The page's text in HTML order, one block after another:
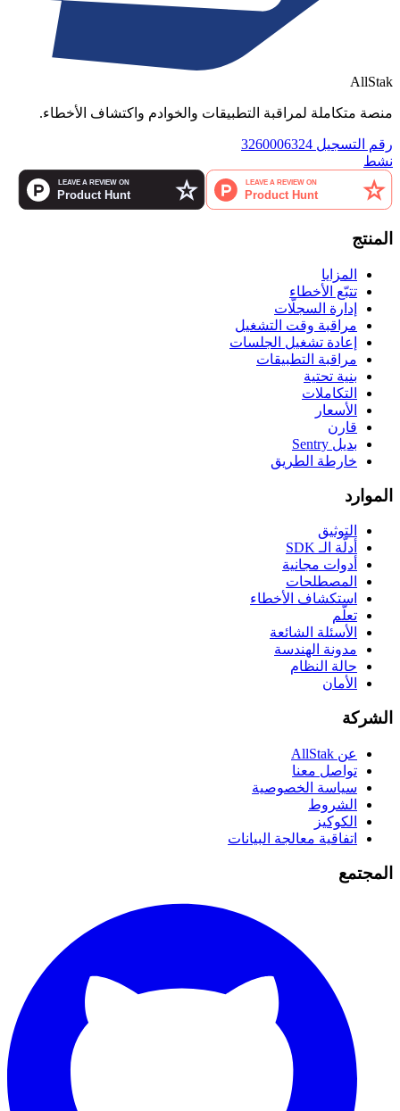
AllStak
منصة متكاملة لمراقبة التطبيقات والخوادم واكتشاف الأخطاء.
رقم التسجيل 3260006324
نشط
المنتج
المزايا
تتبّع الأخطاء
إدارة السجلّات
مراقبة وقت التشغيل
إعادة تشغيل الجلسات
مراقبة التطبيقات
بنية تحتية
التكاملات
الأسعار
قارن
بديل Sentry
خارطة الطريق
الموارد
التوثيق
أدلّة الـ SDK
أدوات مجانية
المصطلحات
استكشاف الأخطاء
تعلّم
الأسئلة الشائعة
مدونة الهندسة
حالة النظام
الأمان
الشركة
عن AllStak
تواصل معنا
سياسة الخصوصية
الشروط
الكوكيز
اتفاقية معالجة البيانات
المجتمع